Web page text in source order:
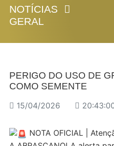
NOTÍCIAS
GERAL
PERIGO DO USO DE
COMO SEMENTE
15/04/2026
NOTA OFICIAL |